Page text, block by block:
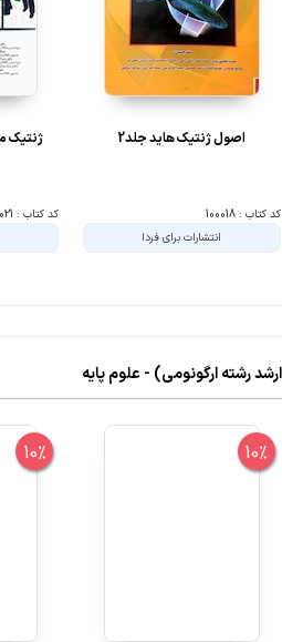
اصول ژنتیک هاید جلد2
کد کتاب : 100018
انتشارات برای فردا
ژنتیک
کد کتاب : 100021
10%
10%